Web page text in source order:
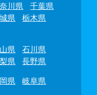
川県
千葉県
県
栃木県
県
石川県
県
長野県
県
岐阜県